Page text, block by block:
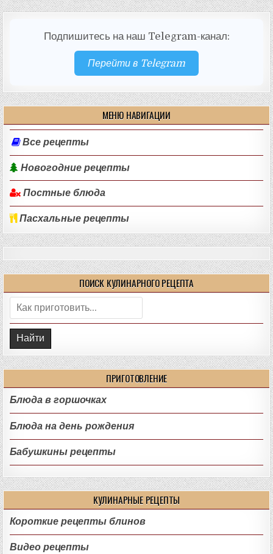
Подпишитесь на наш Telegram-канал:
Перейти в Telegram
МЕНЮ НАВИГАЦИИ
Все рецепты
Новогодние рецепты
Постные блюда
Пасхальные рецепты
ПОИСК КУЛИНАРНОГО РЕЦЕПТА
Поиск:
ПРИГОТОВЛЕНИЕ
Блюда в горшочках
Блюда на день рождения
Бабушкины рецепты
КУЛИНАРНЫЕ РЕЦЕПТЫ
Короткие рецепты блинов
Видео рецепты